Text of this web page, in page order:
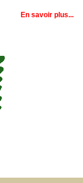
En savoir plus...